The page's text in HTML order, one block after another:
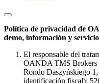
Política de privacidad de
demo, información y
El responsable del
OANDA TMS Brokers
Rondo Daszyńskiego
identificación fiscal):